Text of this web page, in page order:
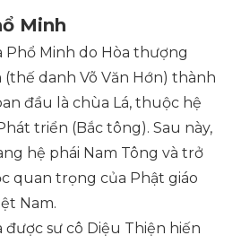
Minh
Phổ Minh do Hòa thượng
(thế danh Võ Văn Hớn) thành
đầu là chùa Lá, thuộc hệ
triển (Bắc tông). Sau này,
hệ phái Nam Tông và trở
quan trọng của Phật giáo
Nam.
được sư cô Diệu Thiện hiến